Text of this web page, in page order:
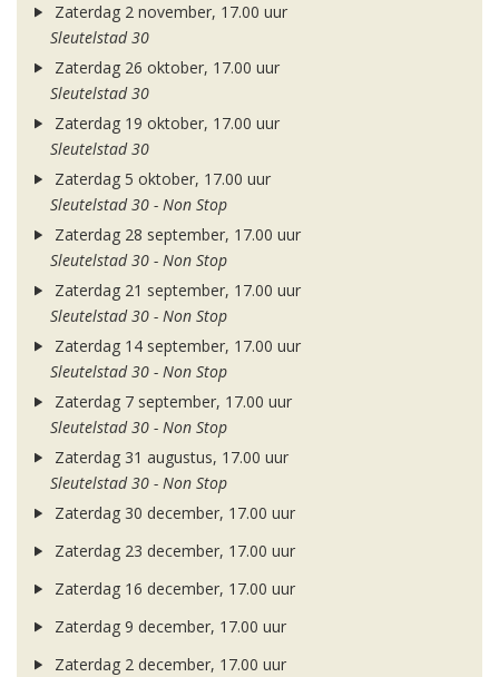
Zaterdag 2 november, 17.00 uur
Sleutelstad 30
Zaterdag 26 oktober, 17.00 uur
Sleutelstad 30
Zaterdag 19 oktober, 17.00 uur
Sleutelstad 30
Zaterdag 5 oktober, 17.00 uur
Sleutelstad 30 - Non Stop
Zaterdag 28 september, 17.00 uur
Sleutelstad 30 - Non Stop
Zaterdag 21 september, 17.00 uur
Sleutelstad 30 - Non Stop
Zaterdag 14 september, 17.00 uur
Sleutelstad 30 - Non Stop
Zaterdag 7 september, 17.00 uur
Sleutelstad 30 - Non Stop
Zaterdag 31 augustus, 17.00 uur
Sleutelstad 30 - Non Stop
Zaterdag 30 december, 17.00 uur
Zaterdag 23 december, 17.00 uur
Zaterdag 16 december, 17.00 uur
Zaterdag 9 december, 17.00 uur
Zaterdag 2 december, 17.00 uur